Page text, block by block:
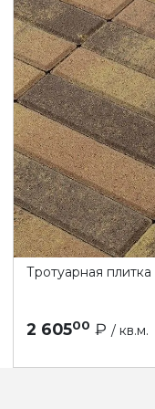
Тротуарная
2 60500 ₽ / кв.м.